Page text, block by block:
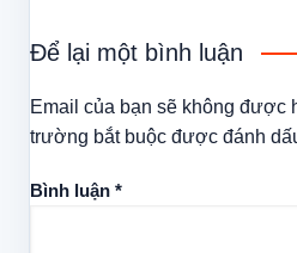
Để lại một bình luận
Email của bạn sẽ không được
trường bắt buộc được đánh
Bình luận *